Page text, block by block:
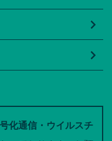
化通信・ウイルスチ